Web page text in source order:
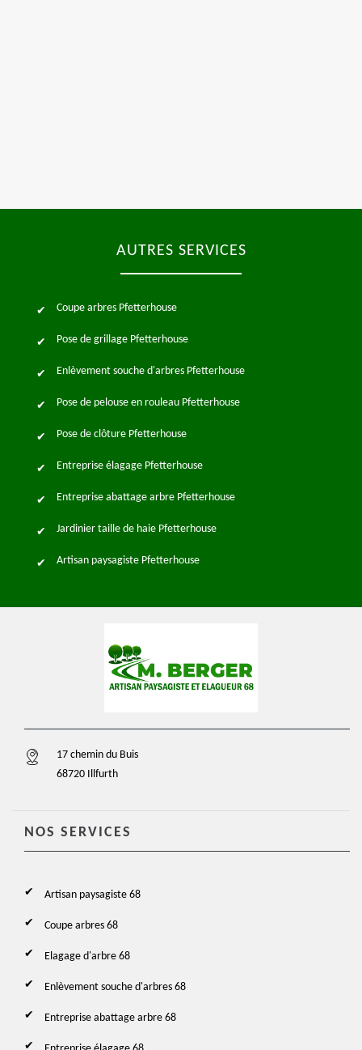
AUTRES SERVICES
Coupe arbres Pfetterhouse
Pose de grillage Pfetterhouse
Enlèvement souche d'arbres Pfetterhouse
Pose de pelouse en rouleau Pfetterhouse
Pose de clôture Pfetterhouse
Entreprise élagage Pfetterhouse
Entreprise abattage arbre Pfetterhouse
Jardinier taille de haie Pfetterhouse
Artisan paysagiste Pfetterhouse
17 chemin du Buis
68720 Illfurth
NOS SERVICES
Artisan paysagiste 68
Coupe arbres 68
Elagage d'arbre 68
Enlèvement souche d'arbres 68
Entreprise abattage arbre 68